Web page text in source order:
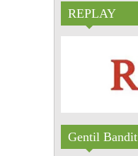
REPLAY
Gentil Bandit